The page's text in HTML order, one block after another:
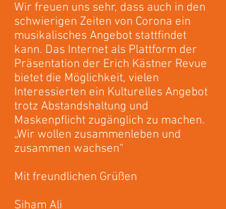
Wir freuen uns sehr, dass auch in den
schwierigen Zeiten von Corona ein
musikalisches Angebot stattfindet
kann. Das Internet als Plattform der
Präsentation der Erich Kästner Revue
bietet die Möglichkeit, vielen
Interessierten ein Kulturelles Angebot
trotz Abstandshaltung und
Maskenpflicht zugänglich zu machen.
„Wir wollen zusammenleben und
zusammen wachsen“
Mit freundlichen Grüßen
Siham Ali